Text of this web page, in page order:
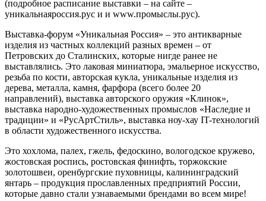
(подробное расписание выставки – на сайте –
уникальнаяроссия.рус и и www.промыслы.рус).
Выставка-форум «Уникальная Россия» – это антикварные
изделия из частных коллекций разных времен – от
Петровских до Сталинских, которые нигде ранее не
выставлялись. Это лаковая миниатюра, эмальерное искусство,
резьба по кости, авторская кукла, уникальные изделия из
дерева, металла, камня, фарфора (всего более 20
направлений), выставка авторского оружия «Клинок»,
выставка народно-художественных промыслов «Наследие и
традиции» и «РусАртСтиль», выставка ноу-хау IT-технологий
в области художественного искусства.
Это хохлома, палех, гжель, федоскино, вологодское кружево,
жостовская роспись, ростовская финифть, торжокские
золотошвеи, оренбургские пуховницы, калининградский
янтарь – продукция прославленных предприятий России,
которые давно стали узнаваемыми брендами во всем мире!